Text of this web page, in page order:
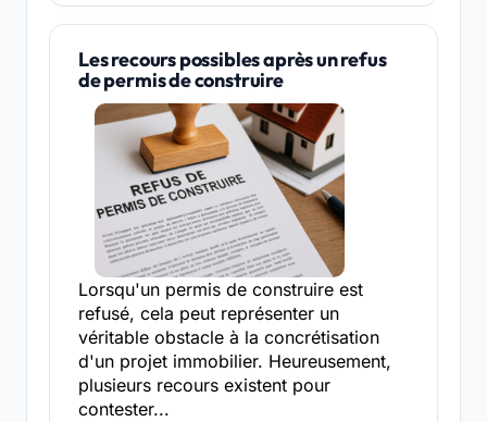
Les recours possibles après un refus
de permis de construire
Lorsqu'un permis de construire est
refusé, cela peut représenter un
véritable obstacle à la concrétisation
d'un projet immobilier. Heureusement,
plusieurs recours existent pour
contester...